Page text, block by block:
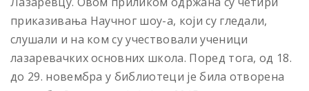
приказивања Научног шоу-а, који су гледали,
слушали и на ком су учествовали ученици
лазаревачких основних школа. Поред тога, од 18.
до 29. новембра у библиотеци је била отворена